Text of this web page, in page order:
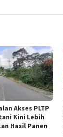
Akses PLTP
Kini Lebih
Hasil Panen